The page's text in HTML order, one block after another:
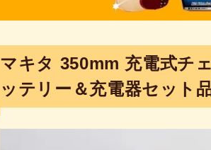
マキタ 350mm 充電式チ
ッテリー＆充電器セット